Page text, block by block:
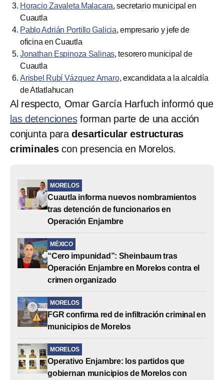
Horacio Zavaleta Malacara, secretario municipal en
Cuautla
Pablo Adrián Portillo Galicia, empresario y jefe de
oficina en Cuautla
Jonathan Espinoza Salinas, tesorero municipal de
Cuautla
Arisbel Rubí Vázquez Amaro, excandidata a la alcaldía
de Atlatlahucan
Al respecto, Omar García Harfuch informó que
las detencionesforman parte de una acción
conjunta para desarticular estructuras
criminales con presencia en Morelos.
MORELOS
Cuautla informa nuevos nombramientos
tras detención de funcionarios en
Operación Enjambre
MÉXICO
“Cero impunidad”: Sheinbaum tras
Operación Enjambre en Morelos contra el
crimen organizado
MORELOS
FGR confirma red de infiltración criminal en
municipios de Morelos
MORELOS
Operativo Enjambre: los partidos que
gobiernan municipios de Morelos con